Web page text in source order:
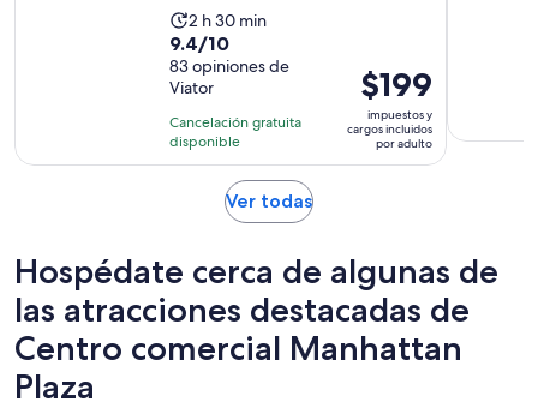
La
actividad
dura
2
horas
y
30
minutos
2 h 30 min
9.4
de
10
con
83
opiniones
9.4/10
83 opiniones de
Viator
Cancelación gratuita
disponible
El
precio
es
de
$199
impuestos y
cargos incluidos
por adulto
Ver todasSe
una
nueva
pestaña
Hospédate cerca de algunas de
las atracciones destacadas de
Centro comercial Manhattan
Plaza